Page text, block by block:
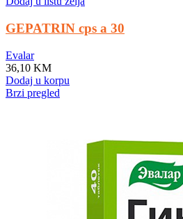
GEPATRIN cps a 30
Evalar
36,10 KM
Dodaj u korpu
Brzi pregled